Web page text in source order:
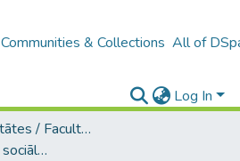
Communities & Collections All of
Log In
B4 – LU fakultātes / Faculties of the UL
A -- Ekonomikas un sociālo zinātņu fakultāte / Faculty of Economics and Social Sciences